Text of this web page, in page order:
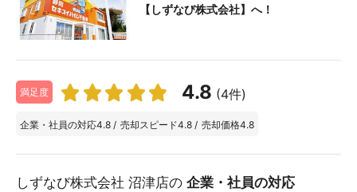
【しずなび株式会社】へ！
満足度 4.8 (4件)
企業・社員の対応4.8 / 売却スピード4.8 / 売却価格4.8
しずなび株式会社 沼津店の 企業・社員の対応